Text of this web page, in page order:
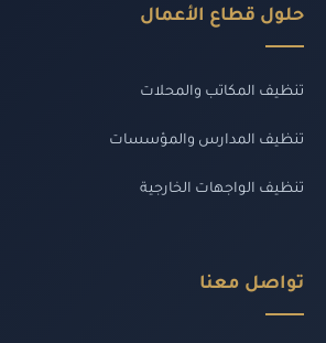
حلول قطاع الأعمال
تنظيف المكاتب والمحلات
تنظيف المدارس والمؤسسات
تنظيف الواجهات الخارجية
تواصل معنا